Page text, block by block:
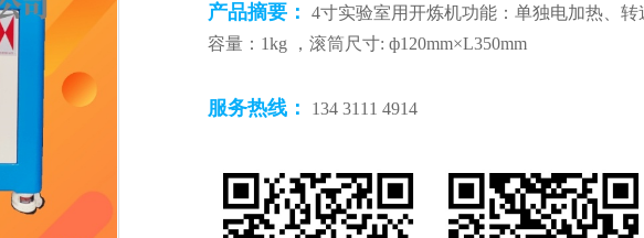
产品摘要：
4寸实验室用开炼机功能：单独电加热、转
容量：1kg ，滚筒尺寸: ф120mm×L350mm
服务热线： 134 3111 4914